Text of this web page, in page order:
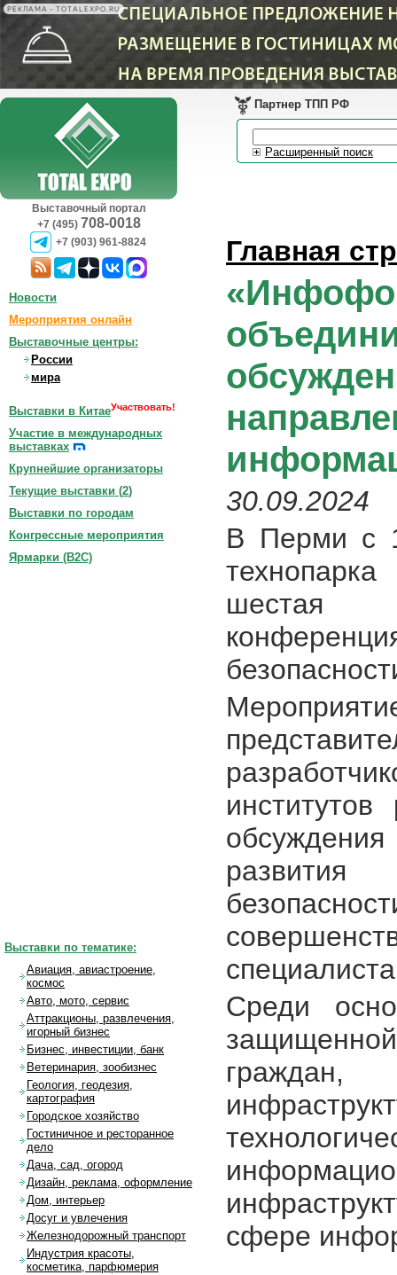
РЕКЛАМА • TOTALEXPO.RU
Выставочный портал
+7 (495) 708-0018
+7 (903) 961-8824
Партнер ТПП РФ
Расширенный поиск
Главная
30.09.2024
В Перми с
шестая
Среди
граждан,
сфере
Новости
Мероприятия онлайн
Выставочные центры:
России
мира
Выставки в КитаеУчаствовать!
Участие в международных
выставках
Крупнейшие организаторы
Текущие выставки (2)
Выставки по городам
Конгрессные мероприятия
Ярмарки (B2C)
Выставки по тематике:
Авиация, авиастроение,
космос
Авто, мото, сервис
Аттракционы, развлечения,
игорный бизнес
Бизнес, инвестиции, банк
Ветеринария, зообизнес
Геология, геодезия,
картография
Городское хозяйство
Гостиничное и ресторанное
дело
Дача, сад, огород
Дизайн, реклама, оформление
Дом, интерьер
Досуг и увлечения
Железнодорожный транспорт
Индустрия красоты,
косметика, парфюмерия